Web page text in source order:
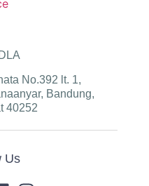
No.392 lt. 1,
Bandung,
40252
Us